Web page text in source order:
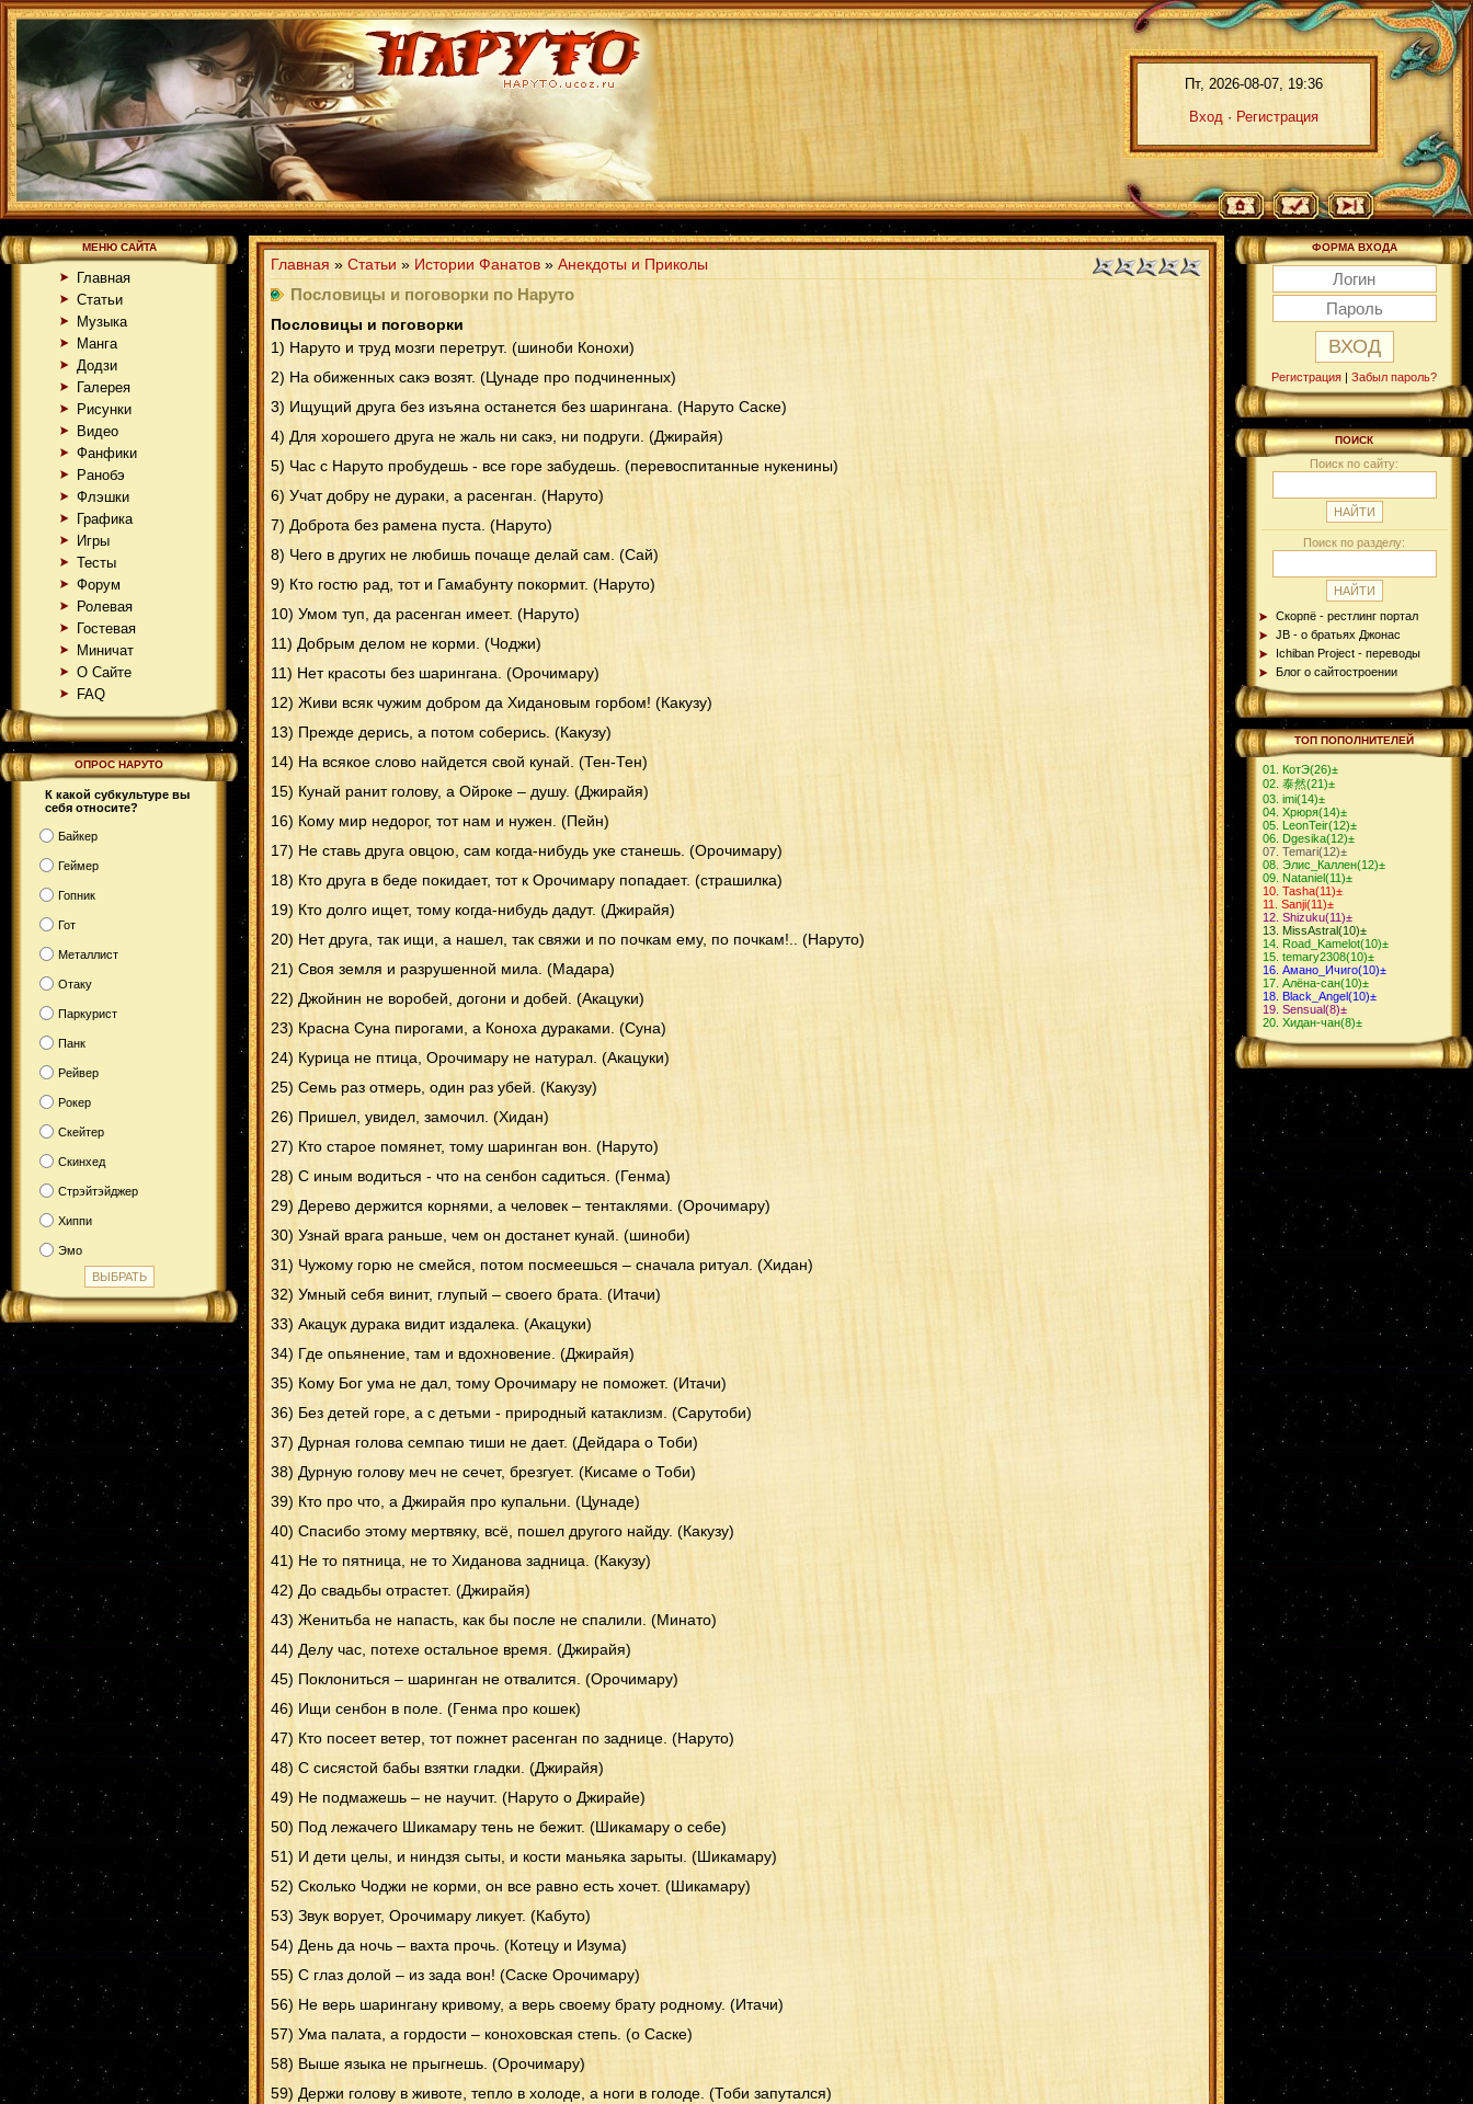
Пт, 2026-08-07, 19:36
Вход · Регистрация
МЕНЮ САЙТА
Главная
Статьи
Музыка
Манга
Додзи
Галерея
Рисунки
Видео
Фанфики
Ранобэ
Флэшки
Графика
Игры
Тесты
Форум
Ролевая
Гостевая
Миничат
О Сайте
FAQ
ОПРОС НАРУТО
К какой субкультуре вы
себя относите?
Байкер
Геймер
Гопник
Гот
Металлист
Отаку
Паркурист
Панк
Рейвер
Рокер
Скейтер
Скинхед
Стрэйтэйджер
Хиппи
Эмо
Главная » Статьи » Истории Фанатов » Анекдоты и Приколы
Пословицы и поговорки по Наруто
Пословицы и поговорки
1) Наруто и труд мозги перетрут. (шиноби Конохи)
2) На обиженных сакэ возят. (Цунаде про подчиненных)
3) Ищущий друга без изъяна останется без шарингана. (Наруто Саске)
4) Для хорошего друга не жаль ни сакэ, ни подруги. (Джирайя)
5) Час с Наруто пробудешь - все горе забудешь. (перевоспитанные нукенины)
6) Учат добру не дураки, а расенган. (Наруто)
7) Доброта без рамена пуста. (Наруто)
8) Чего в других не любишь почаще делай сам. (Сай)
9) Кто гостю рад, тот и Гамабунту покормит. (Наруто)
10) Умом туп, да расенган имеет. (Наруто)
11) Добрым делом не корми. (Чоджи)
11) Нет красоты без шарингана. (Орочимару)
12) Живи всяк чужим добром да Хидановым горбом! (Какузу)
13) Прежде дерись, а потом соберись. (Какузу)
14) На всякое слово найдется свой кунай. (Тен-Тен)
15) Кунай ранит голову, а Ойроке – душу. (Джирайя)
16) Кому мир недорог, тот нам и нужен. (Пейн)
17) Не ставь друга овцою, сам когда-нибудь уке станешь. (Орочимару)
18) Кто друга в беде покидает, тот к Орочимару попадает. (страшилка)
19) Кто долго ищет, тому когда-нибудь дадут. (Джирайя)
20) Нет друга, так ищи, а нашел, так свяжи и по почкам ему, по почкам!.. (Наруто)
21) Своя земля и разрушенной мила. (Мадара)
22) Джойнин не воробей, догони и добей. (Акацуки)
23) Красна Суна пирогами, а Коноха дураками. (Суна)
24) Курица не птица, Орочимару не натурал. (Акацуки)
25) Семь раз отмерь, один раз убей. (Какузу)
26) Пришел, увидел, замочил. (Хидан)
27) Кто старое помянет, тому шаринган вон. (Наруто)
28) С иным водиться - что на сенбон садиться. (Генма)
29) Дерево держится корнями, а человек – тентаклями. (Орочимару)
30) Узнай врага раньше, чем он достанет кунай. (шиноби)
31) Чужому горю не смейся, потом посмеешься – сначала ритуал. (Хидан)
32) Умный себя винит, глупый – своего брата. (Итачи)
33) Акацук дурака видит издалека. (Акацуки)
34) Где опьянение, там и вдохновение. (Джирайя)
35) Кому Бог ума не дал, тому Орочимару не поможет. (Итачи)
36) Без детей горе, а с детьми - природный катаклизм. (Сарутоби)
37) Дурная голова семпаю тиши не дает. (Дейдара о Тоби)
38) Дурную голову меч не сечет, брезгует. (Кисаме о Тоби)
39) Кто про что, а Джирайя про купальни. (Цунаде)
40) Спасибо этому мертвяку, всё, пошел другого найду. (Какузу)
41) Не то пятница, не то Хиданова задница. (Какузу)
42) До свадьбы отрастет. (Джирайя)
43) Женитьба не напасть, как бы после не спалили. (Минато)
44) Делу час, потехе остальное время. (Джирайя)
45) Поклониться – шаринган не отвалится. (Орочимару)
46) Ищи сенбон в поле. (Генма про кошек)
47) Кто посеет ветер, тот пожнет расенган по заднице. (Наруто)
48) С сисястой бабы взятки гладки. (Джирайя)
49) Не подмажешь – не научит. (Наруто о Джирайе)
50) Под лежачего Шикамару тень не бежит. (Шикамару о себе)
51) И дети целы, и ниндзя сыты, и кости маньяка зарыты. (Шикамару)
52) Сколько Чоджи не корми, он все равно есть хочет. (Шикамару)
53) Звук ворует, Орочимару ликует. (Кабуто)
54) День да ночь – вахта прочь. (Котецу и Изума)
55) С глаз долой – из зада вон! (Саске Орочимару)
56) Не верь шарингану кривому, а верь своему брату родному. (Итачи)
57) Ума палата, а гордости – коноховская степь. (о Саске)
58) Выше языка не прыгнешь. (Орочимару)
59) Держи голову в животе, тепло в холоде, а ноги в голоде. (Тоби запутался)
ФОРМА ВХОДА
Регистрация | Забыл пароль?
ПОИСК
Поиск по сайту:
Поиск по разделу:
Скорпё - рестлинг портал
JB - о братьях Джонас
Ichiban Project - переводы
Блог о сайтостроении
ТОП ПОПОЛНИТЕЛЕЙ
КотЭ(26)±
泰然(21)±
imi(14)±
Хрюря(14)±
LeonTeir(12)±
Dgesika(12)±
Теmari(12)±
Элис_Каллен(12)±
Nataniel(11)±
Tasha(11)±
Sanji(11)±
Shizuku(11)±
MissAstral(10)±
Road_Kamelot(10)±
temary2308(10)±
Амано_Ичиго(10)±
Алёна-сан(10)±
Black_Angel(10)±
Sensual(8)±
Хидан-чан(8)±